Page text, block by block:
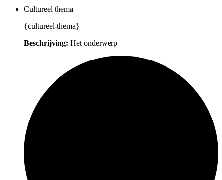
Cultureel thema
{cultureel-thema}
Beschrijving: Het onderwerp